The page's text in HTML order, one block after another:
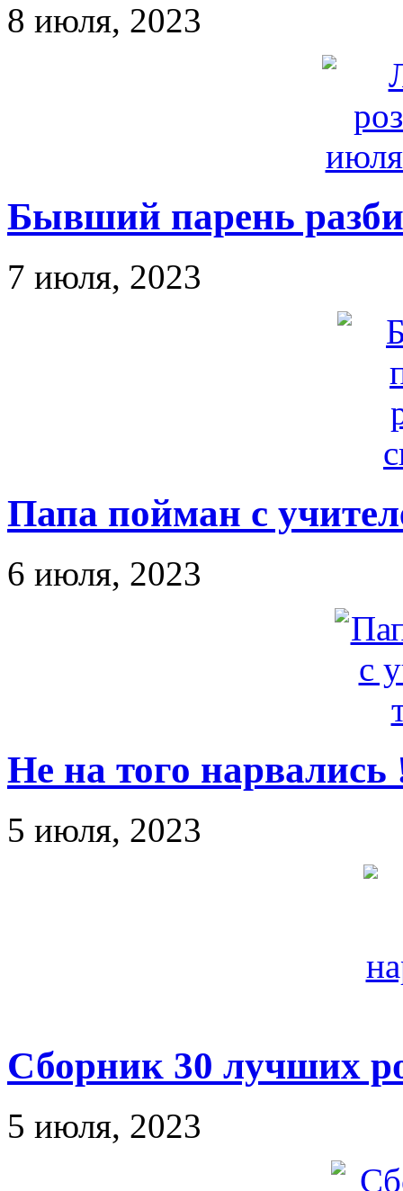
8 июля, 2023
Бывший парень
7 июля, 2023
Папа пойман с
6 июля, 2023
Не на того нарвались
5 июля, 2023
Сборник 30 лучших
5 июля, 2023